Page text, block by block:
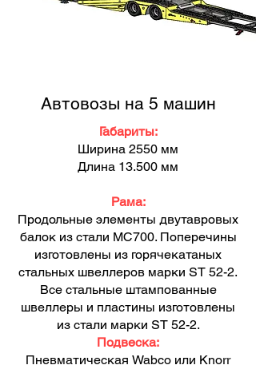
Автовозы на 5 машин
Габариты:
Ширина 2550 мм
Длина 13.500 мм
Рама:
Продольные элементы двутавровых
балок из стали МС700. Поперечины
изготовлены из горячекатаных
стальных швеллеров марки ST 52-2.
Все стальные штампованные
швеллеры и пластины изготовлены
из стали марки ST 52-2.
Подвеска:
Пневматическая Wabco или Knorr